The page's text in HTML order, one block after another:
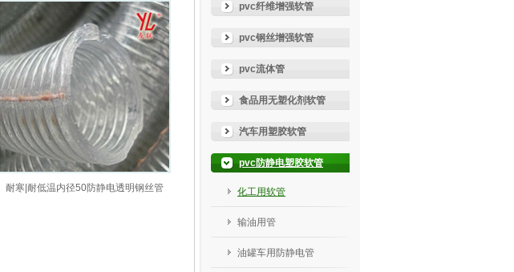
耐寒|耐低温内径50防静电透明钢丝管
pvc纤维增强软管
pvc钢丝增强软管
pvc流体管
食品用无塑化剂软管
汽车用塑胶软管
pvc防静电塑胶软管
化工用软管
输油用管
油罐车用防静电管